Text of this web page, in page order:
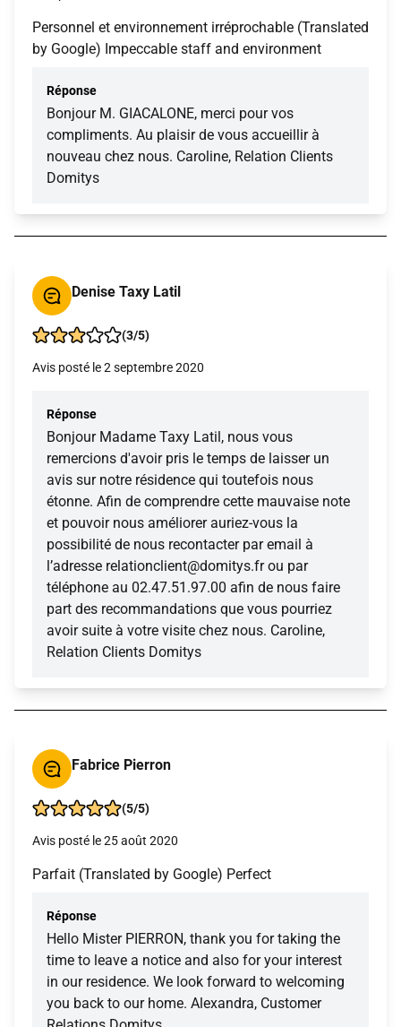
Personnel et environnement irréprochable (Translated
by Google) Impeccable staff and environment
Réponse
Bonjour M. GIACALONE, merci pour vos
compliments. Au plaisir de vous accueillir à
nouveau chez nous. Caroline, Relation Clients
Domitys
Denise Taxy Latil
(3/5)
Avis posté le 2 septembre 2020
Réponse
Bonjour Madame Taxy Latil, nous vous
remercions d'avoir pris le temps de laisser un
avis sur notre résidence qui toutefois nous
étonne. Afin de comprendre cette mauvaise note
et pouvoir nous améliorer auriez-vous la
possibilité de nous recontacter par email à
l’adresse relationclient@domitys.fr ou par
téléphone au 02.47.51.97.00 afin de nous faire
part des recommandations que vous pourriez
avoir suite à votre visite chez nous. Caroline,
Relation Clients Domitys
Fabrice Pierron
(5/5)
Avis posté le 25 août 2020
Parfait (Translated by Google) Perfect
Réponse
Hello Mister PIERRON, thank you for taking the
time to leave a notice and also for your interest
in our residence. We look forward to welcoming
you back to our home. Alexandra, Customer